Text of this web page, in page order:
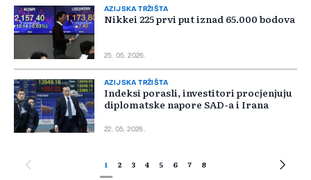
AZIJSKA TRŽIŠTA
Nikkei 225 prvi put iznad 65.000 bodova
25. 05. 2026.
AZIJSKA TRŽIŠTA
Indeksi porasli, investitori procjenjuju
diplomatske napore SAD-a i Irana
22. 05. 2026.
1 2 3 4 5 6 7 8